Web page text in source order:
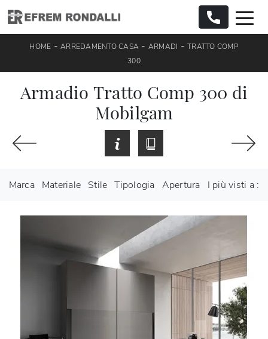
HOME - ARREDAMENTO CASA - ARMADI - TRATTO COMP
300
Armadio Tratto Comp 300 di
Mobilgam
Marca Materiale Stile Tipologia Apertura I più visti a :